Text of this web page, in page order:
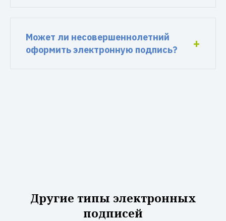
Может ли несовершеннолетний
оформить электронную подпись?
Другие типы электронных
подписей